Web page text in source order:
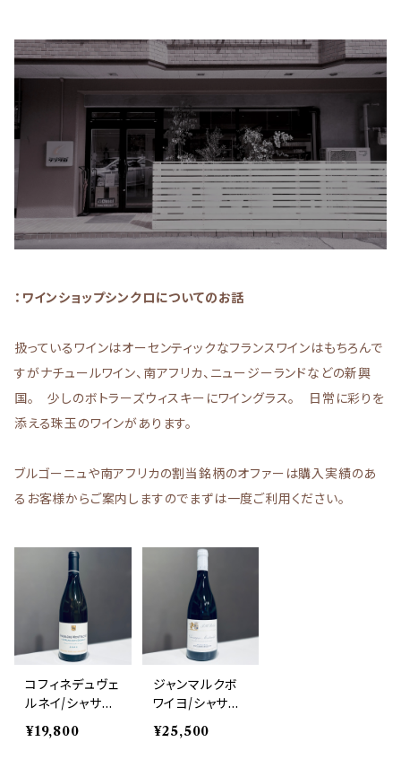
：ワインショップシンクロについてのお話
扱っているワインはオーセンティックなフランスワインはもちろんで
すがナチュールワイン、南アフリカ、ニュージーランドなどの新興
国。 少しのボトラーズウィスキーにワイングラス。 日常に彩りを
添える珠玉のワインがあります。
ブルゴーニュや南アフリカの割当銘柄のオファーは購入実績のあ
るお客様からご案内しますのでまずは一度ご利用ください。
コフィネデュヴェ
ルネイ/シャサー
ニュモンラッシェ
ブランショデュス
¥19,800
ジャンマルクボ
ワイヨ/シャサー
ニュモンラッシェ
2024
¥25,500